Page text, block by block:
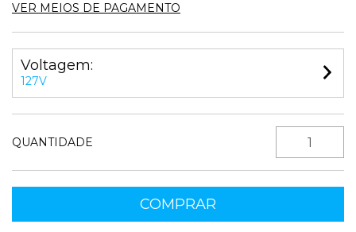
VER MEIOS DE PAGAMENTO
Voltagem:
127V
QUANTIDADE